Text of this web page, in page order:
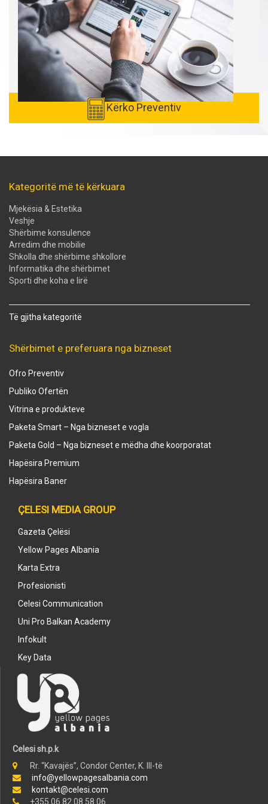
Kërko Preventiv
Kategoritë më të kërkuara
Mjekësia & Estetika
Veshje
Shërbime konsulence
Arredim dhe mobilie
Shkolla dhe shërbime shkollore
Informatika dhe shërbimet
Sporti dhe koha e lirë
Të gjitha kategoritë
Shërbimet e preferuara nga bizneset
Ofro Preventiv
Publiko Ofertën
Vitrina e produkteve
Paketa Smart – Nga bizneset e vogla
Paketa Gold – Nga bizneset e mëdha dhe koorporatat
Hapësira Premium
Hapësira Baner
ÇELESI MEDIA GROUP
Gazeta Çelësi
Yellow Pages Albania
Karta Extra
Profesionisti
Celesi Communication
Uni Pro Balkan Academy
Infokult
Key Data
Celesi sh.p.k
Rr. “Kavajës”, Condor Center, K. III-të
info@yellowpagesalbania.com
kontakt@celesi.com
+355 06 82 08 58 06